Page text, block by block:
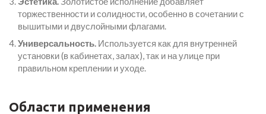
торжественности и солидности, особенно в сочетании с
вышитыми и двуслойными флагами.
Универсальность. Используется как для внутренней
установки (в кабинетах, залах), так и на улице при
правильном креплении и уходе.
Области применения